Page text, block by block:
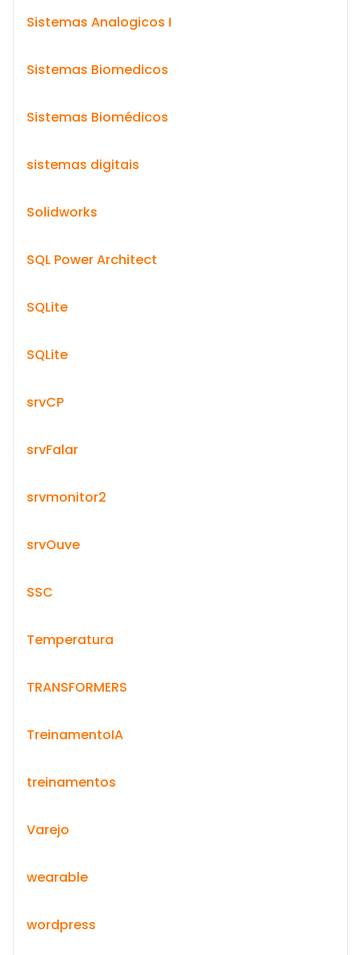
Sistemas Analogicos I
Sistemas Biomedicos
Sistemas Biomédicos
sistemas digitais
Solidworks
SQL Power Architect
SQLite
SQLite
srvCP
srvFalar
srvmonitor2
srvOuve
SSC
Temperatura
TRANSFORMERS
TreinamentoIA
treinamentos
Varejo
wearable
wordpress